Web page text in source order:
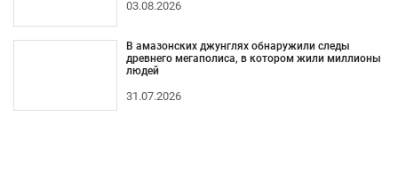
03.08.2026
В амазонских джунглях обнаружили следы
древнего мегаполиса, в котором жили миллионы
людей
31.07.2026